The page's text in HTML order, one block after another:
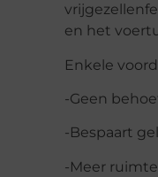
en het
Enkele
-Geen
-Bespaart
-Meer